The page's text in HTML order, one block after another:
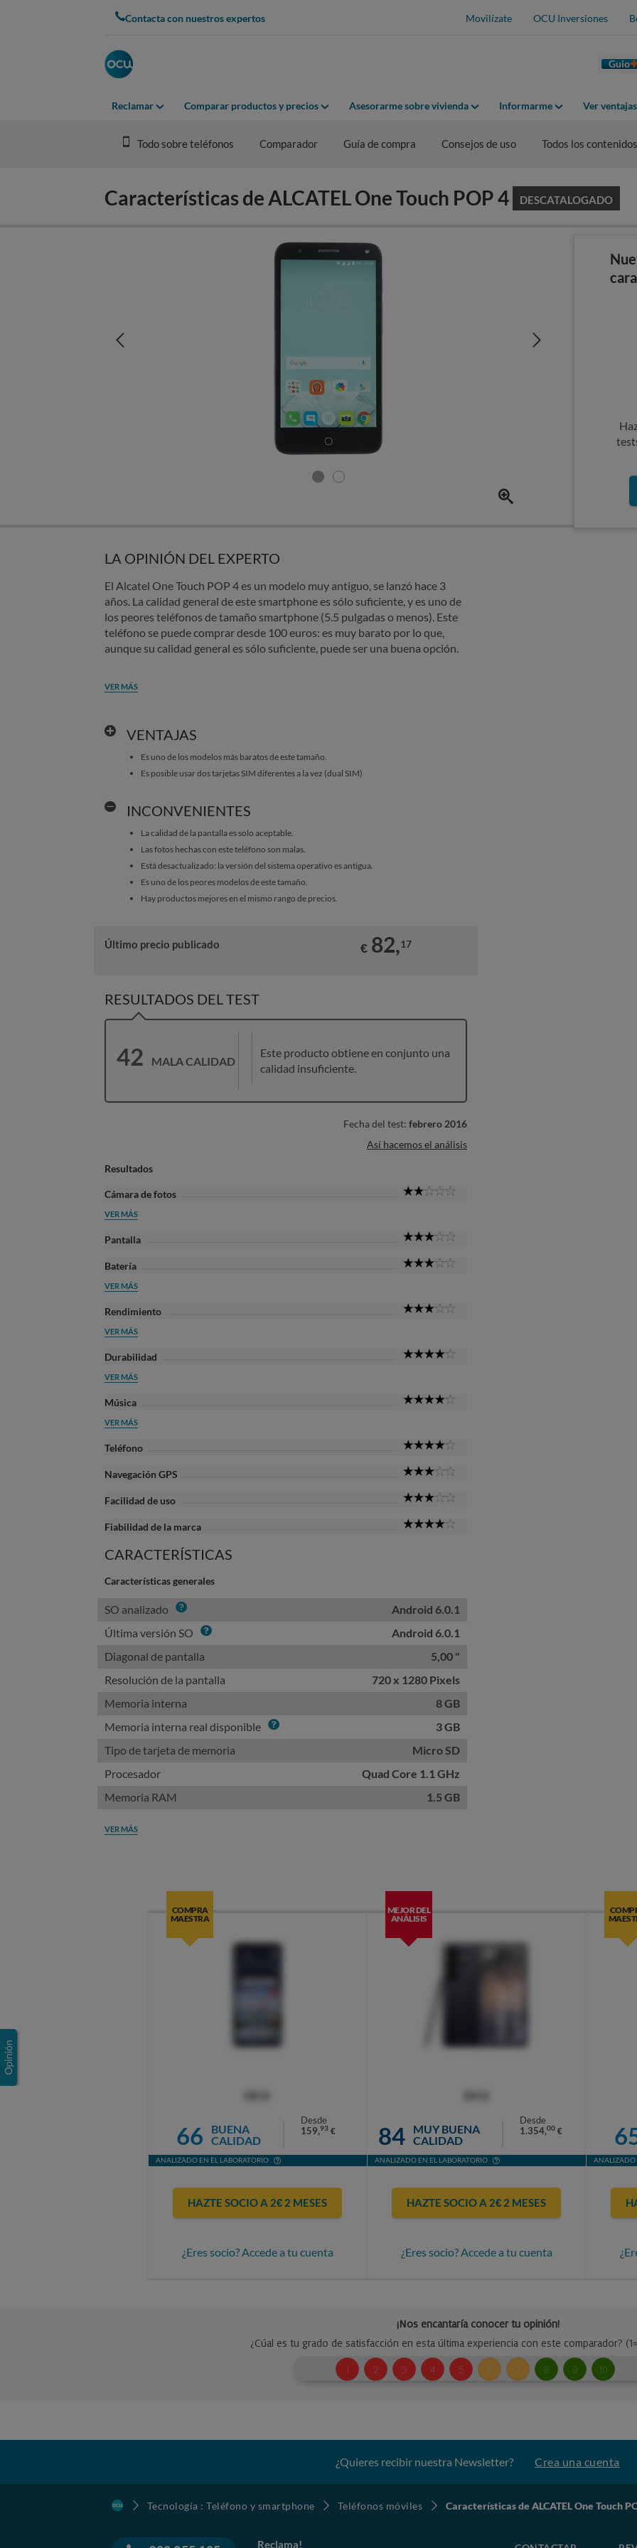
Contacta con nuestros expertos Movilízate OCU Inversiones
Guio
Reclamar Comparar productos y precios Asesorarme sobre vivienda Informarme Ver
Todo sobre teléfonos Comparador Guía de compra Consejos de uso Todos los contenidos
Características de ALCATEL One Touch POP 4 DESCATALOGADO
LA OPINIÓN DEL EXPERTO
El Alcatel One Touch POP 4 es un modelo muy antiguo, se lanzó hace 3
años. La calidad general de este smartphone es sólo suficiente, y es uno de
los peores teléfonos de tamaño smartphone (5.5 pulgadas o menos). Este
teléfono se puede comprar desde 100 euros: es muy barato por lo que,
aunque su calidad general es sólo suficiente, puede ser una buena opción.
VER MÁS
VENTAJAS
Es uno de los modelos más baratos de este tamaño.
Es posible usar dos tarjetas SIM diferentes a la vez (dual SIM)
INCONVENIENTES
La calidad de la pantalla es solo aceptable.
Las fotos hechas con este teléfono son malas.
Está desactualizado: la versión del sistema operativo es antigua.
Es uno de los peores modelos de este tamaño.
Hay productos mejores en el mismo rango de precios.
Último precio publicado € 82,17
RESULTADOS DEL TEST
42 MALA CALIDAD
Este producto obtiene en conjunto una
calidad insuficiente.
Fecha del test: febrero 2016
Así hacemos el análisis
Resultados
Cámara de fotos
VER MÁS
Pantalla
Batería
VER MÁS
Rendimiento
VER MÁS
Durabilidad
VER MÁS
Música
VER MÁS
Teléfono
Navegación GPS
Facilidad de uso
Fiabilidad de la marca
CARACTERÍSTICAS
Características generales
SO analizado Info
Android 6.0.1
Última versión SO Info
Android 6.0.1
Diagonal de pantalla
5,00 "
Resolución de la pantalla
720 x 1280 Pixels
Memoria interna
8 GB
Memoria interna real disponible Info
3 GB
Tipo de tarjeta de memoria
Micro SD
Procesador
Quad Core 1.1 GHz
Memoria RAM
1.5 GB
VER MÁS
COMPRA
MAESTRA
66
BUENA
CALIDAD
Desde
159,93 €
ANALIZADO EN EL LABORATORIO
HAZTE SOCIO A 2€ 2 MESES
¿Eres socio? Accede a tu cuenta
MEJOR DEL
ANÁLISIS
84
MUY BUENA
CALIDAD
Desde
1.354,00 €
ANALIZADO EN EL LABORATORIO
HAZTE SOCIO A 2€ 2 MESES
¿Eres socio? Accede a tu cuenta
ANALIZADO
¿Quieres recibir nuestra Newsletter? Crea una cuenta
Tecnología : Teléfono y smartphone Teléfonos móviles Características de ALCATEL One Touch
Reclama!